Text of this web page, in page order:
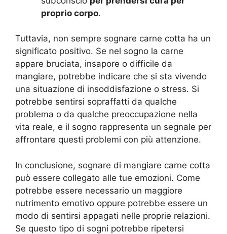
proprio corpo.
Tuttavia, non sempre sognare carne cotta ha un
significato positivo. Se nel sogno la carne
appare bruciata, insapore o difficile da
mangiare, potrebbe indicare che si sta vivendo
una situazione di insoddisfazione o stress. Si
potrebbe sentirsi sopraffatti da qualche
problema o da qualche preoccupazione nella
vita reale, e il sogno rappresenta un segnale per
affrontare questi problemi con più attenzione.
In conclusione, sognare di mangiare carne cotta
può essere collegato alle tue emozioni. Come
potrebbe essere necessario un maggiore
nutrimento emotivo oppure potrebbe essere un
modo di sentirsi appagati nelle proprie relazioni.
Se questo tipo di sogni potrebbe ripetersi